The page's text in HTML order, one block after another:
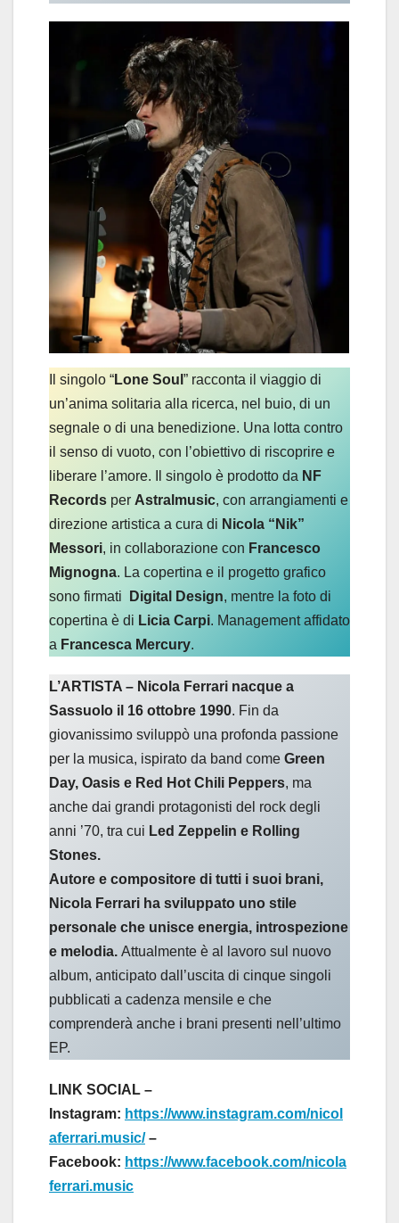
Il singolo “Lone Soul ” racconta il viaggio di
un’anima solitaria alla ricerca, nel buio, di un
segnale o di una benedizione. Una lotta contro
il senso di vuoto, con l’obiettivo di riscoprire e
liberare l’amore. Il singolo è prodotto da NF
Records per Astralmusic, con arrangiamenti e
direzione artistica a cura di Nicola “Nik”
Messori, in collaborazione con Francesco
Mignogna. La copertina e il progetto grafico
sono firmati
Digital Design, mentre la foto di
copertina è di Licia Carpi. Management affidato
a Francesca Mercury.
L’ARTISTA – Nicola Ferrari nacque a
Sassuolo il 16 ottobre 1990. Fin da
giovanissimo sviluppò una profonda passione
per la musica, ispirato da band come Green
Day, Oasis e Red Hot Chili Peppers, ma
anche dai grandi protagonisti del rock degli
anni ’70, tra cui Led Zeppelin e Rolling
Stones.
Autore e compositore di tutti i suoi brani,
Nicola Ferrari ha sviluppato uno stile
personale che unisce energia, introspezione
e melodia. Attualmente è al lavoro sul nuovo
album, anticipato dall’uscita di cinque singoli
pubblicati a cadenza mensile e che
comprenderà anche i brani presenti nell’ultimo
EP.
LINK SOCIAL –
Instagram: https://www.instagram.com/nicol
aferrari.music/–
Facebook: https://www.facebook.com/nicola
ferrari.music